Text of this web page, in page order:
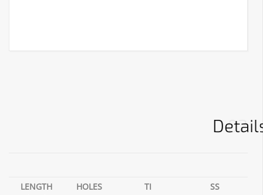
02
SS
TI
HOLES
LENGTH